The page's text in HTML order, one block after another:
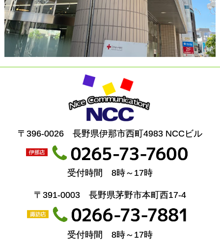
〒396-0026 長野県伊那市西町4983 NCCビル
受付時間 8時～17時
〒391-0003 長野県茅野市本町西17-4
受付時間 8時～17時